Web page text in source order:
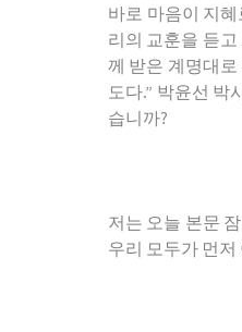
바로 마음이 지
리의 교훈을 듣
께 받은 계명대로
도다.” 박윤선 박
습니까?
저는 오늘 본문
우리 모두가 먼